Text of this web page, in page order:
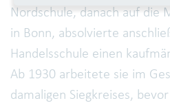
Nordschule, danach auf die
in Bonn, absolvierte
Handelsschule einen
Ab 1930 arbeitete sie im
damaligen Siegkreises,